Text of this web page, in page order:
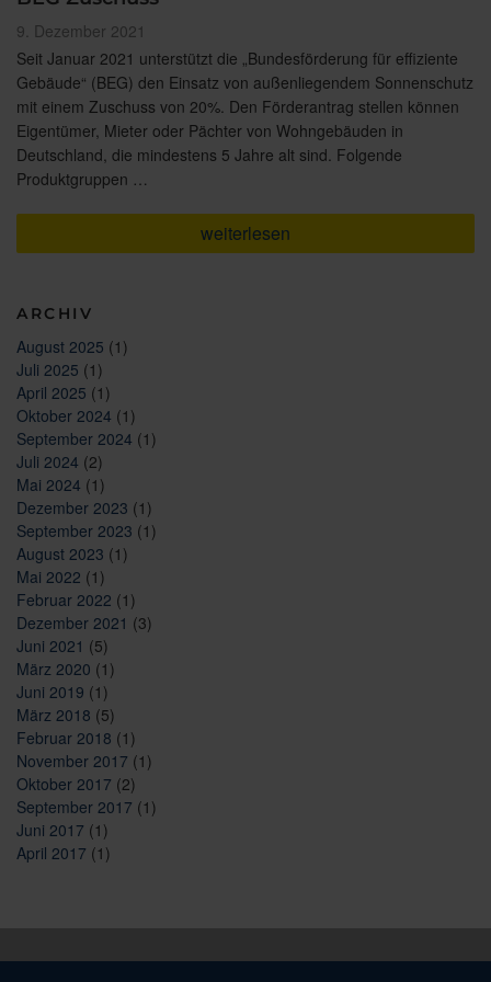
Veröffentlicht
am
9. Dezember 2021
Seit Januar 2021 unterstützt die „Bundesförderung für effiziente
Gebäude“ (BEG) den Einsatz von außenliegendem Sonnenschutz
mit einem Zuschuss von 20%. Den Förderantrag stellen können
Eigentümer, Mieter oder Pächter von Wohngebäuden in
Deutschland, die mindestens 5 Jahre alt sind. Folgende
Produktgruppen …
„Förderungsfähige
Sonnenschutzprodukte
weiterlesen
ARCHIV
August 2025 (1)
Juli 2025 (1)
April 2025 (1)
Oktober 2024 (1)
September 2024 (1)
Juli 2024 (2)
Mai 2024 (1)
Dezember 2023 (1)
September 2023 (1)
August 2023 (1)
Mai 2022 (1)
Februar 2022 (1)
Dezember 2021 (3)
Juni 2021 (5)
März 2020 (1)
Juni 2019 (1)
März 2018 (5)
Februar 2018 (1)
November 2017 (1)
Oktober 2017 (2)
September 2017 (1)
Juni 2017 (1)
April 2017 (1)